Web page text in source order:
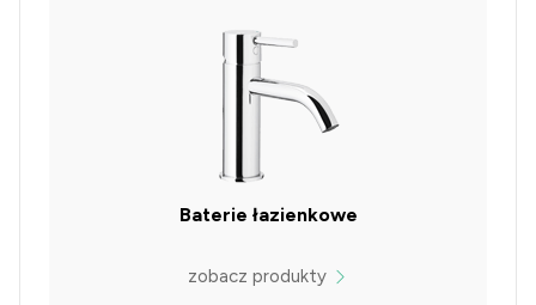
Baterie łazienkowe
zobacz produkty